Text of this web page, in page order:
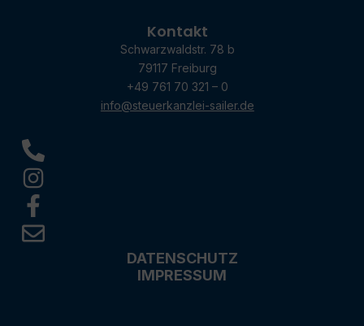
Kontakt
Schwarzwaldstr. 78 b
79117 Freiburg
+49 761 70 321 – 0
info@steuerkanzlei-sailer.de
DATENSCHUTZ
IMPRESSUM